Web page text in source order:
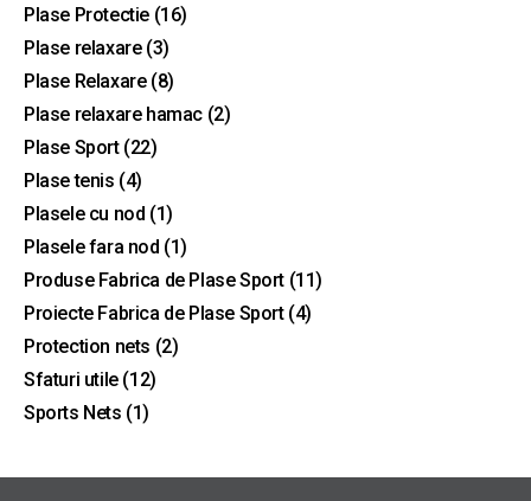
Plase Protectie (16)
Plase relaxare(3)
Plase Relaxare(8)
Plase relaxare hamac (2)
Plase Sport(22)
Plase tenis (4)
Plasele cu nod (1)
Plasele fara nod (1)
Produse Fabrica de Plase Sport (11)
Proiecte Fabrica de Plase Sport(4)
Protection nets (2)
Sfaturi utile(12)
Sports Nets (1)